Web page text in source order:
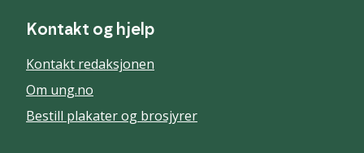
Kontakt og hjelp
Kontakt redaksjonen
Om ung.no
Bestill plakater og brosjyrer